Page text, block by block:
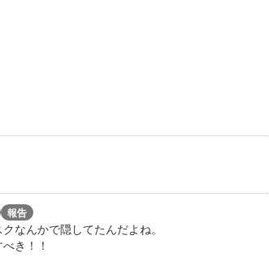
報告
なんかで隠してたんだよね。
き！！